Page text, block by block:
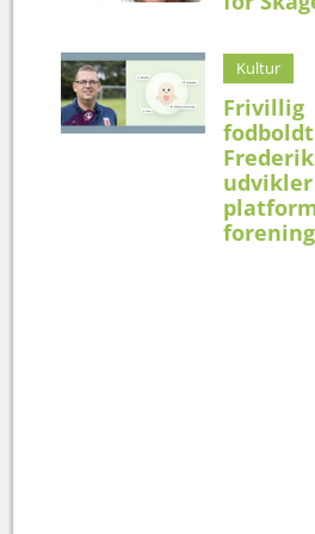
Kultur
Frivillig